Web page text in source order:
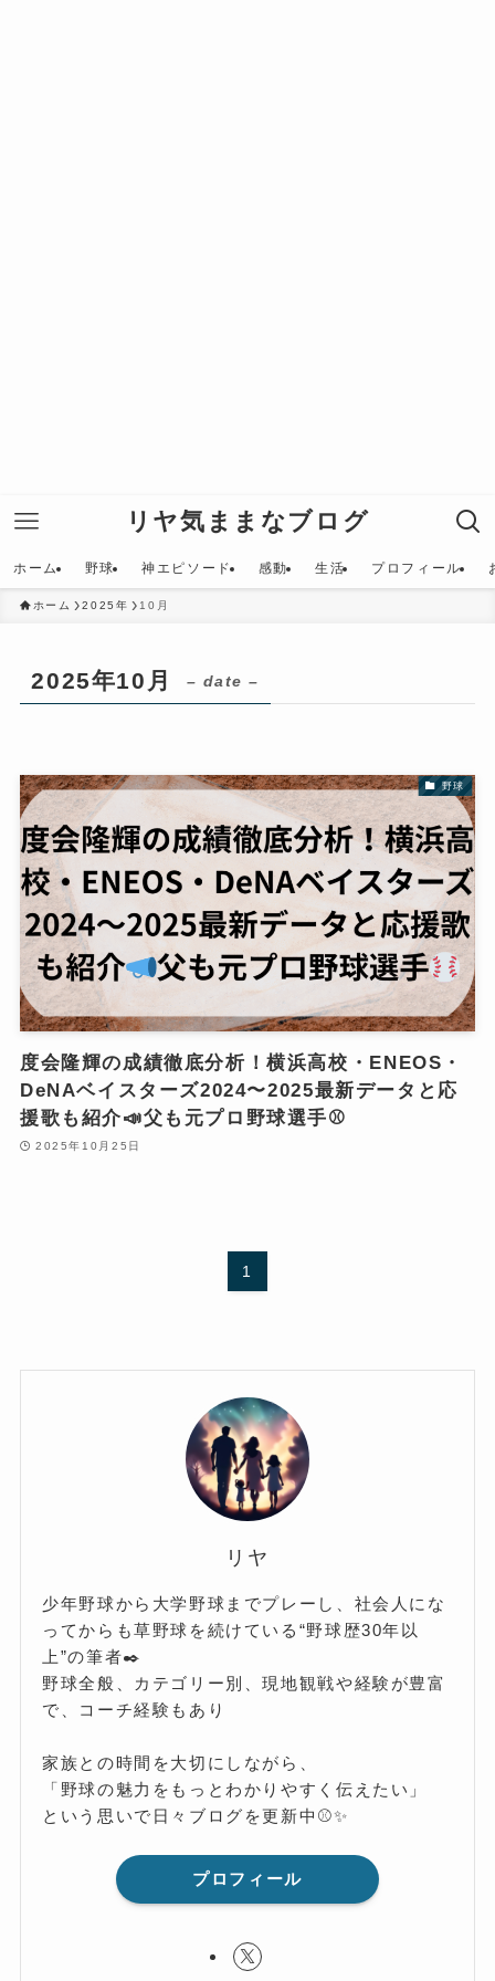
リヤ気ままなブログ
ホーム 野球 神エピソード 感動 生活 プロフィール
ホーム 2025年 10月
2025年10月 – date –
野球
度会隆輝の成績徹底分析！横浜高校・ENEOS・
DeNAベイスターズ2024〜2025最新データと応
援歌も紹介📣父も元プロ野球選手⚾️
2025年10月25日
1
リヤ
少年野球から大学野球までプレーし、社会人にな
ってからも草野球を続けている“野球歴30年以
上”の筆者✒️
野球全般、カテゴリー別、現地観戦や経験が豊富
で、コーチ経験もあり
家族との時間を大切にしながら、
「野球の魅力をもっとわかりやすく伝えたい」
という思いで日々ブログを更新中⚾️✨
プロフィール